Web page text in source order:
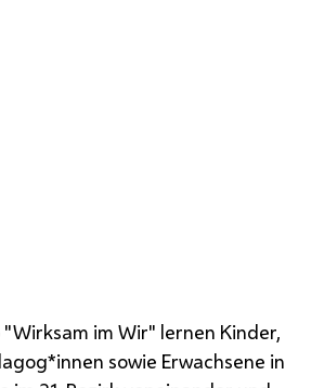
im Wir" lernen Kinder,
sowie Erwachsene in